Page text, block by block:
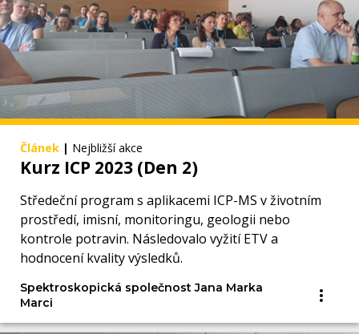
Článek | Nejbližší akce
Kurz ICP 2023 (Den 2)
Středeční program s aplikacemi ICP-MS v životním
prostředí, imisní, monitoringu, geologii nebo
kontrole potravin. Následovalo vyžití ETV a
hodnocení kvality výsledků.
Spektroskopická společnost Jana Marka
Marci